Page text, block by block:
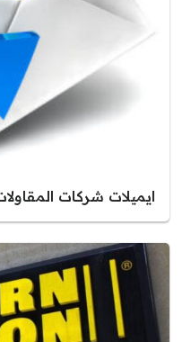
ايميلات شركات المقاولات